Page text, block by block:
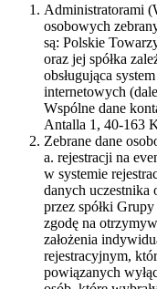
Administratorami
osobowych
są: Polskie
oraz jej spółka
obsługująca
internetowych
Wspólne dane
Antalla 1, 40-163
Zebrane dane
a. rejestracji na
w systemie
danych uczestnika
przez spółki
zgodę na
założenia
rejestracyjnym,
powiązanych